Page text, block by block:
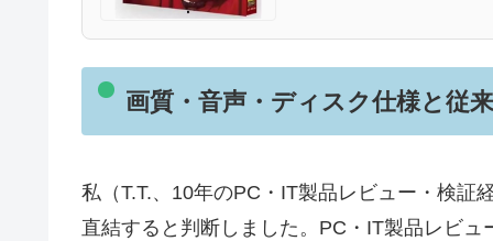
画質・音声・ディスク仕様と従
私（T.T.、10年のPC・IT製品レビュー・検証
直結すると判断しました。PC・IT製品レビ